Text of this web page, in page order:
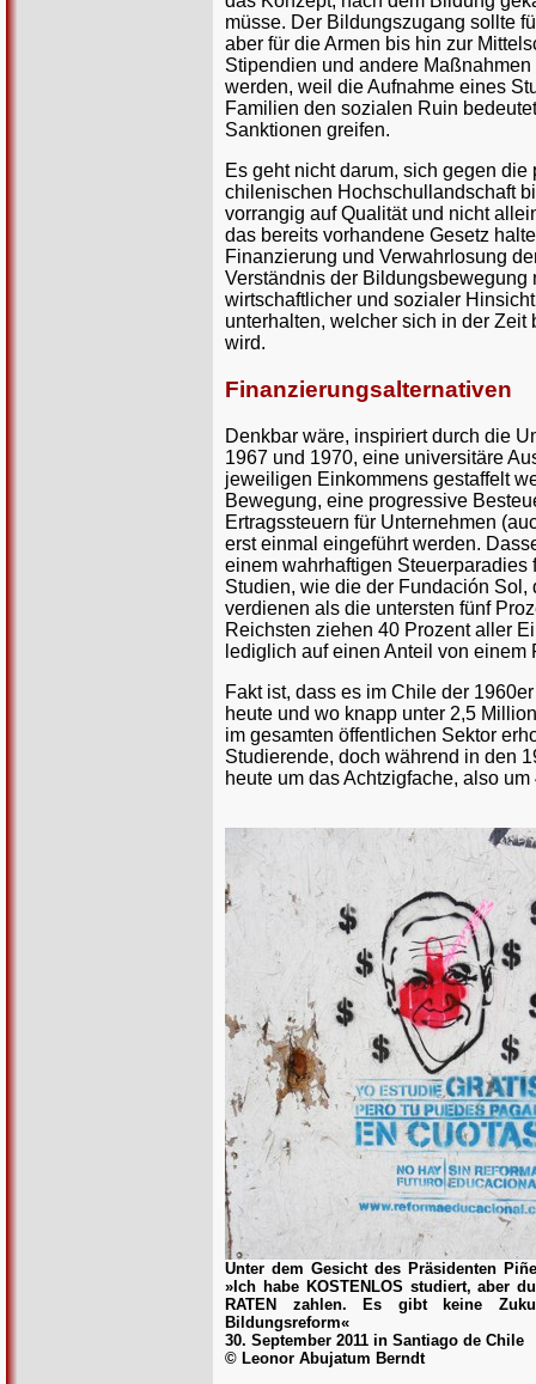
müsse. Der Bildungszugang sollte
aber für die Armen bis hin zur
Stipendien und andere
werden, weil die Aufnahme eines
Familien den sozialen Ruin
Sanktionen greifen.
Es geht nicht darum, sich gegen
chilenischen Hochschullandschaft
vorrangig auf Qualität und nicht
das bereits vorhandene Gesetz
Finanzierung und Verwahrlosung
Verständnis der Bildungsbewegung
wirtschaftlicher und sozialer
unterhalten, welcher sich in der
wird.
Finanzierungsalternativen
Denkbar wäre, inspiriert durch die
1967 und 1970, eine universitäre
jeweiligen Einkommens gestaffelt
Bewegung, eine progressive
Ertragssteuern für Unternehmen
erst einmal eingeführt werden.
einem wahrhaftigen
Studien, wie die der Fundación
verdienen als die untersten fünf
Reichsten ziehen 40 Prozent aller
lediglich auf einen Anteil von einem
Fakt ist, dass es im Chile der
heute und wo knapp unter 2,5
im gesamten öffentlichen Sektor
Studierende, doch während in den
heute um das Achtzigfache, also
Unter dem Gesicht des Präsidenten
»Ich habe KOSTENLOS studiert, aber
RATEN zahlen. Es gibt keine
Bildungsreform«
30. September 2011 in Santiago de Chile
© Leonor Abujatum Berndt